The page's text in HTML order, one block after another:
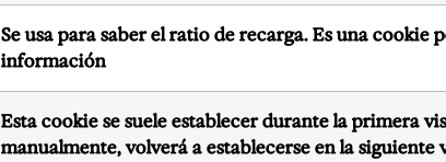
Se usa para saber el ratio de recarga. Es una cookie
información
Esta cookie se suele establecer durante la primera
manualmente, volverá a establecerse en la